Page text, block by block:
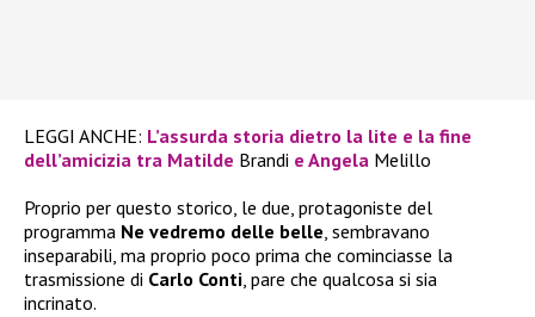
LEGGI ANCHE: L’assurda storia dietro la lite e la fine
dell’amicizia tra Matilde Brandi e Angela Melillo
Proprio per questo storico, le due, protagoniste del
programma Ne vedremo delle belle, sembravano
inseparabili, ma proprio poco prima che cominciasse la
trasmissione di Carlo Conti, pare che qualcosa si sia
incrinato.